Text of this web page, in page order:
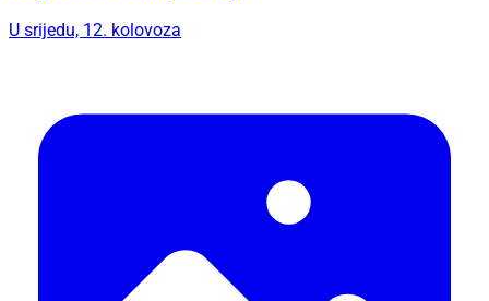
U srijedu, 12. kolovoza